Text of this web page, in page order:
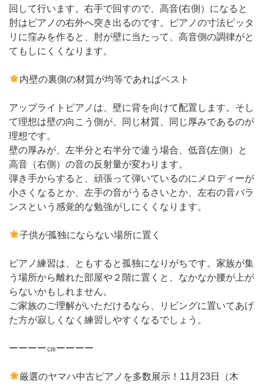
回して行います。右手で回すので、高音(右側）になると
肘はピアノの右外へ突き出るのです。ピアノの寸法ピッタ
リに窪みを作ると、肘が壁に当たって、高音側の調律がと
てもしにくくなります。
内壁の裏側の材質が均等であればベスト
アップライトピアノは、壁に背を向けて配置します。そし
て理想は壁の向こう側が、同じ材質、同じ厚みであるのが
理想です。
壁の厚みが、左半分と右半分で違う場合、低音(左側）と
高音（右側）の音の反射量が変わります。
弾き手からすると、頑張って弾いているのにメロディーが
小さくなるとか、左手の音がうるさいとか、左右の音バラ
ンスという感覚的な勉強がしにくくなります。
子供が孤独にならない場所に置く
ピアノ練習は、ともすると孤独になりがちです。家族が集
う場所から離れた部屋や２階に置くと、なかなか腰が上が
らないかもしれません。
ご家族のご理解がいただけるなら、リビングに置いてあげ
た方が寂しくなく練習しやすくなるでしょう。
ーーーー㎝ーーーー
厳選のヤマハ中古ピアノを多数展示！11月23日（木